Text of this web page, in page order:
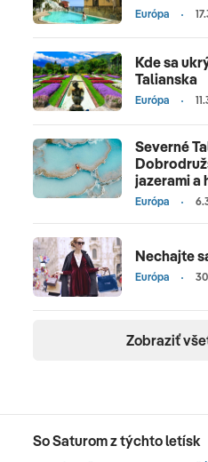
Európa
Kde sa
Talianska
Európa
Severné
jazerami a
Európa
Nechajte
Európa
Zobraziť
So Saturom z týchto letísk